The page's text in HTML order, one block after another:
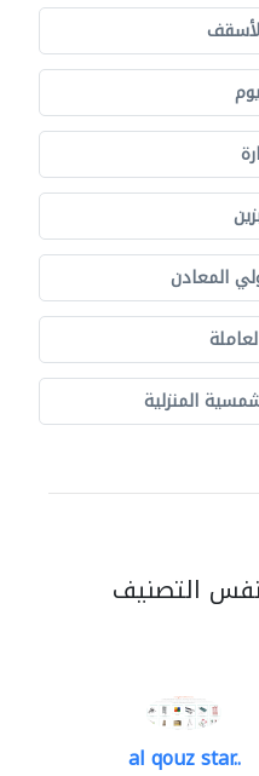
المعادن
المنزلية
التصنيف
al qouz star..